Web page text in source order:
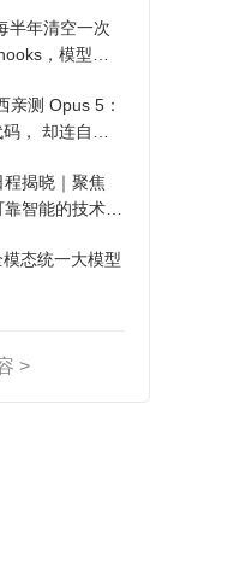
半年清空一次
，模型自
亲测 Opus 5：
， 却连自己
揭晓｜聚焦
智能的技术路
态统一大模型
>